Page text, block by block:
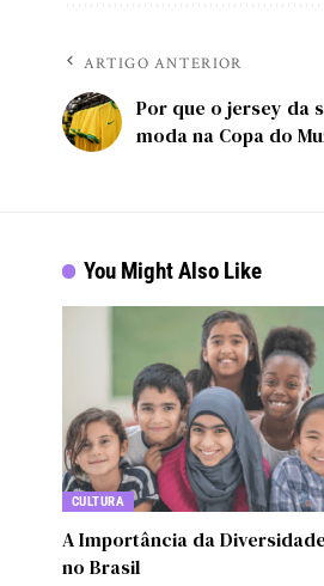
ARTIGO ANTERIOR
Por que o jersey da
moda na Copa do
You Might Also Like
CULTURA
A Importância da
no Brasil